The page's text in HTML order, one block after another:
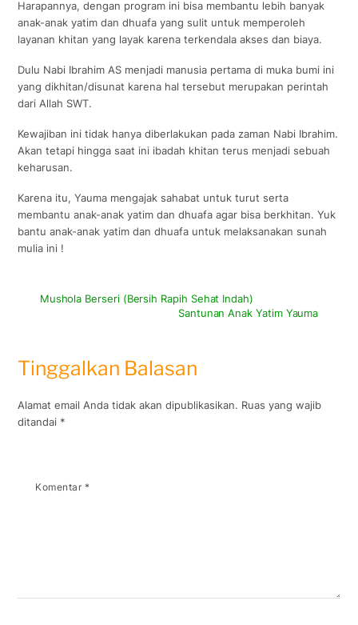
Harapannya, dengan program ini bisa membantu lebih banyak
anak-anak yatim dan dhuafa yang sulit untuk memperoleh
layanan khitan yang layak karena terkendala akses dan biaya.
Dulu Nabi Ibrahim AS menjadi manusia pertama di muka bumi ini
yang dikhitan/disunat karena hal tersebut merupakan perintah
dari Allah SWT.
Kewajiban ini tidak hanya diberlakukan pada zaman Nabi Ibrahim.
Akan tetapi hingga saat ini ibadah khitan terus menjadi sebuah
keharusan.
Karena itu, Yauma mengajak sahabat untuk turut serta
membantu anak-anak yatim dan dhuafa agar bisa berkhitan. Yuk
bantu anak-anak yatim dan dhuafa untuk melaksanakan sunah
mulia ini !
Mushola Berseri (Bersih Rapih Sehat Indah)
Santunan Anak Yatim Yauma
Tinggalkan Balasan
Alamat email Anda tidak akan dipublikasikan. Ruas yang wajib
ditandai *
Komentar *